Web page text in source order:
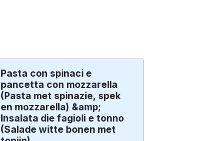
Pasta con spinaci e
pancetta con mozzarella
(Pasta met spinazie, spek
en mozzarella) &amp;
Insalata die fagioli e tonno
(Salade witte bonen met